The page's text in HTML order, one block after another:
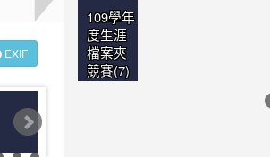
EXIF
109學年
度生涯
檔案夾
競賽(7)